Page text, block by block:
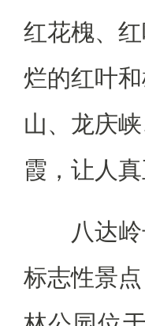
红花槐、
烂的红叶
山、龙庆
霞，让人
八达岭长
标志性景